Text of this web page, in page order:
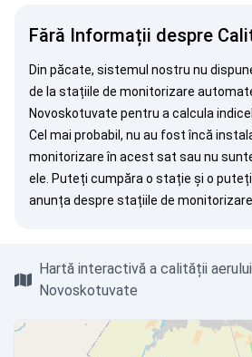
Fără Informații despre
Din păcate, sistemul nostru nu
de la stațiile de monitorizare
Novoskotuvate pentru a calcula
Cel mai probabil, nu au fost încă
monitorizare în acest sat sau nu
ele. Puteți cumpăra o stație și o
anunța despre stațiile de monitorizare
Hartă interactivă a calității
Novoskotuvate